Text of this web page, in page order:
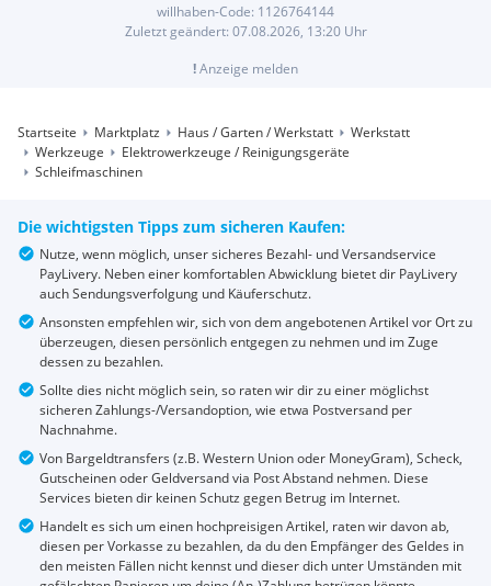
willhaben-Code: 1126764144
Zuletzt geändert: 07.08.2026, 13:20Uhr
!Anzeige melden
Startseite Marktplatz Haus / Garten / Werkstatt
Werkstatt
Werkzeuge
Elektrowerkzeuge / Reinigungsgeräte
Schleifmaschinen
Die wichtigsten Tipps zum sicheren Kaufen:
Nutze, wenn möglich, unser sicheres Bezahl- und Versandservice
PayLivery. Neben einer komfortablen Abwicklung bietet dir PayLivery
auch Sendungsverfolgung und Käuferschutz.
Ansonsten empfehlen wir, sich von dem angebotenen Artikel vor Ort zu
überzeugen, diesen persönlich entgegen zu nehmen und im Zuge
dessen zu bezahlen.
Sollte dies nicht möglich sein, so raten wir dir zu einer möglichst
sicheren Zahlungs-/Versandoption, wie etwa Postversand per
Nachnahme.
Von Bargeldtransfers (z.B. Western Union oder MoneyGram), Scheck,
Gutscheinen oder Geldversand via Post Abstand nehmen. Diese
Services bieten dir keinen Schutz gegen Betrug im Internet.
Handelt es sich um einen hochpreisigen Artikel, raten wir davon ab,
diesen per Vorkasse zu bezahlen, da du den Empfänger des Geldes in
den meisten Fällen nicht kennst und dieser dich unter Umständen mit